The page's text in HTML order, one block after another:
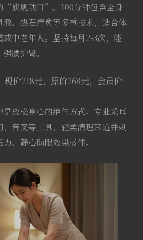
“旗舰项目”。100分钟包含全身
、热石疗愈等多重技术，适合体
或中老年人。坚持每月2-3次，能
腰护肾。
现价218元，原价268元，会员价
是放松身心的绝佳方式。专业采耳
、音叉等工具，轻柔清理耳道并刺
、静心助眠效果极佳。